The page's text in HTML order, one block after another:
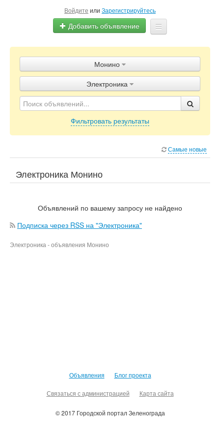
Войдите или Зарегистрируйтесь
Добавить объявление
Объявления
Блог
Монино
Электроника
Фильтровать результаты
Самые новые
Электроника Монино
Объявлений по вашему запросу не найдено
Подписка через RSS на "Электроника"
Электроника - объявления Монино
Объявления Блог проекта
Связаться с администрацией Карта сайта
© 2017 Городской портал Зеленограда